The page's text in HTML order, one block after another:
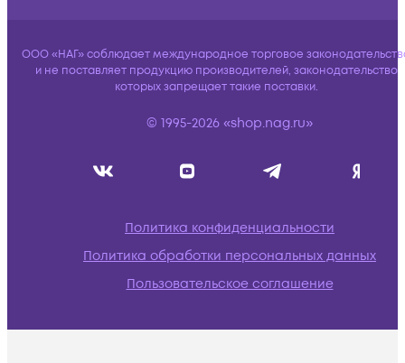
ООО «НАГ» соблюдает международное торговое
и не поставляет продукцию производителей, законодательство
которых запрещает такие поставки.
© 1995-2026 «shop.nag.ru»
Политика конфиденциальности
Политика обработки персональных данных
Пользовательское соглашение